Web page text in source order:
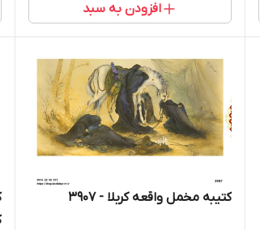
افزودن به سبد
کتیبه مخمل واقعه کربلا - 3907